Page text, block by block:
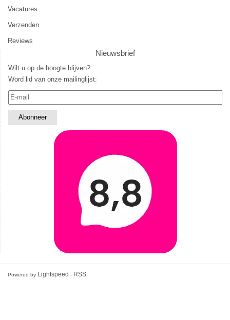
Vacatures
Verzenden
Reviews
Nieuwsbrief
Wilt u op de hoogte blijven?
Word lid van onze mailinglijst:
Powered by Lightspeed - RSS